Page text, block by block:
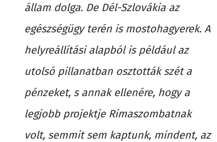
állam dolga. De Dél-Szlovákia az
egészségügy terén is mostohagyerek. A
helyreállítási alapból is például az
utolsó pillanatban osztották szét a
pénzeket, s annak ellenére, hogy a
legjobb projektje Rimaszombatnak
volt, semmit sem kaptunk, mindent, az